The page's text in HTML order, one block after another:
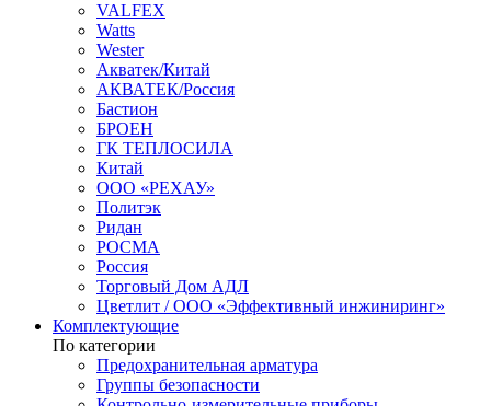
VALFEX
Watts
Wester
Акватек/Китай
АКВАТЕК/Россия
Бастион
БРОЕН
ГК ТЕПЛОСИЛА
Китай
ООО «РЕХАУ»
Политэк
Ридан
РОСМА
Россия
Торговый Дом АДЛ
Цветлит / ООО «Эффективный инжиниринг»
Комплектующие
По категории
Предохранительная арматура
Группы безопасности